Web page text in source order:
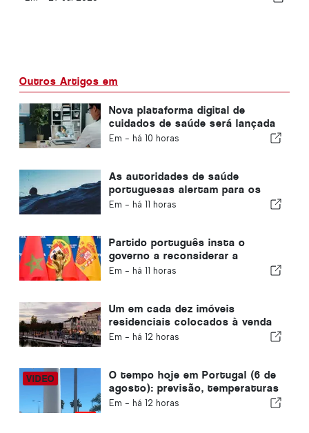
Outros Artigos em
Nova plataforma digital de
cuidados de saúde será lançada
em Portugal
Em - há 10 horas
As autoridades de saúde
portuguesas alertam para os
perigos do afogamento
Em - há 11 horas
Partido português insta o
governo a reconsiderar a
candidatura de Marrocos à
Em - há 11 horas
Um em cada dez imóveis
residenciais colocados à venda
em Portugal é vendido em
Em - há 12 horas
O tempo hoje em Portugal (6 de
agosto): previsão, temperaturas
e o que esperar
Em - há 12 horas